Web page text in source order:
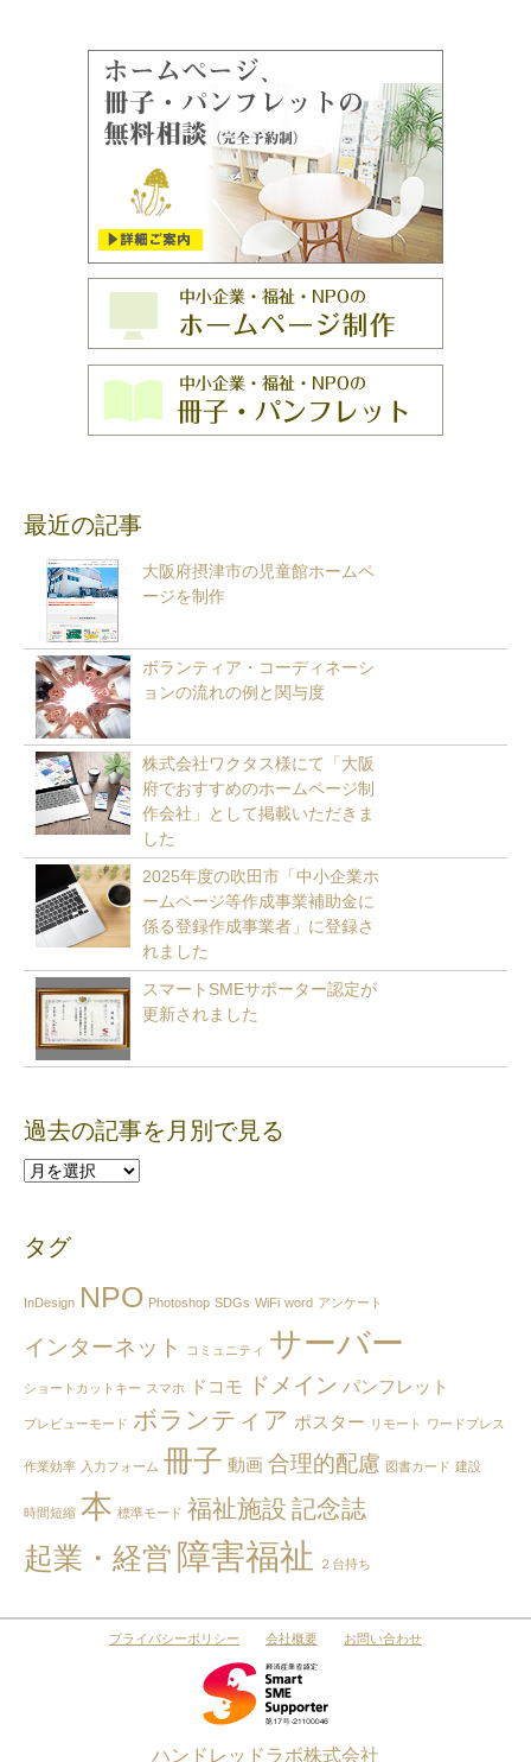
最近の記事
大阪府摂津市の児童館ホームペ
ージを制作
ボランティア・コーディネーシ
ョンの流れの例と関与度
株式会社ワクタス様にて「大阪
府でおすすめのホームページ制
作会社」として掲載いただきま
した
2025年度の吹田市「中小企業ホ
ームページ等作成事業補助金に
係る登録作成事業者」に登録さ
れました
スマートSMEサポーター認定が
更新されました
過去の記事を月別で見る
過
記
を
別
見
る
タグ
InDesign NPO Photoshop SDGs WiFi word アンケート
インターネット コミュニティ サーバー
ショートカットキー スマホ ドコモ ドメイン パンフレット
プレビューモード ボランティア ポスター リモート ワードプレス
作業効率 入力フォーム 冊子 動画 合理的配慮 図書カード 建設
時間短縮 本 標準モード 福祉施設 記念誌
起業・経営 障害福祉 ２台持ち
プライバシーポリシー 会社概要 お問い合わせ
ハンドレッドラボ株式会社